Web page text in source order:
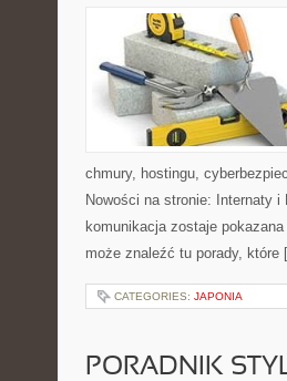
chmury, hostingu,
Nowości na stronie: Internaty
komunikacja zostaje
może znaleźć tu porady, które
CATEGORIES: JAPONIA
PORADNIK